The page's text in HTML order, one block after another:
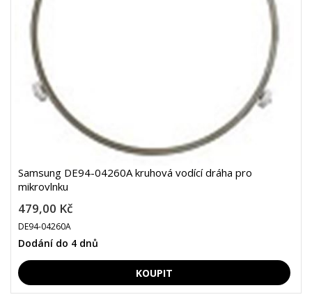
Samsung DE94-04260A kruhová vodící dráha pro
mikrovlnku
479,00 Kč
DE94-04260A
Dodání do 4 dnů